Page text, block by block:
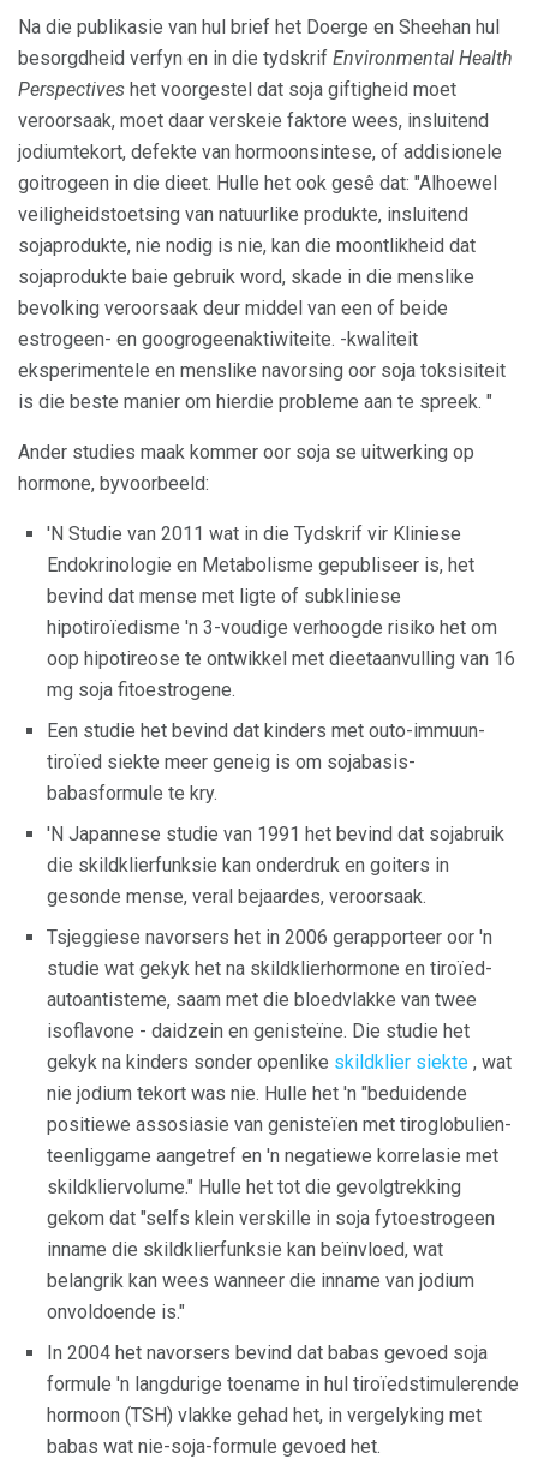
Na die publikasie van hul brief het Doerge en Sheehan hul
besorgdheid verfyn en in die tydskrif Environmental Health
Perspectives het voorgestel dat soja giftigheid moet
veroorsaak, moet daar verskeie faktore wees, insluitend
jodiumtekort, defekte van hormoonsintese, of addisionele
goitrogeen in die dieet. Hulle het ook gesê dat: "Alhoewel
veiligheidstoetsing van natuurlike produkte, insluitend
sojaprodukte, nie nodig is nie, kan die moontlikheid dat
sojaprodukte baie gebruik word, skade in die menslike
bevolking veroorsaak deur middel van een of beide
estrogeen- en googrogeenaktiwiteite. -kwaliteit
eksperimentele en menslike navorsing oor soja toksisiteit
is die beste manier om hierdie probleme aan te spreek. "
Ander studies maak kommer oor soja se uitwerking op
hormone, byvoorbeeld:
'N Studie van 2011 wat in die Tydskrif vir Kliniese
Endokrinologie en Metabolisme gepubliseer is, het
bevind dat mense met ligte of subkliniese
hipotiroïedisme 'n 3-voudige verhoogde risiko het om
oop hipotireose te ontwikkel met dieetaanvulling van 16
mg soja fitoestrogene.
Een studie het bevind dat kinders met outo-immuun-
tiroïed siekte meer geneig is om sojabasis-
babasformule te kry.
'N Japannese studie van 1991 het bevind dat sojabruik
die skildklierfunksie kan onderdruk en goiters in
gesonde mense, veral bejaardes, veroorsaak.
Tsjeggiese navorsers het in 2006 gerapporteer oor 'n
studie wat gekyk het na skildklierhormone en tiroïed-
autoantisteme, saam met die bloedvlakke van twee
isoflavone - daidzein en genisteïne. Die studie het
gekyk na kinders sonder openlike skildklier siekte , wat
nie jodium tekort was nie. Hulle het 'n "beduidende
positiewe assosiasie van genisteïen met tiroglobulien-
teenliggame aangetref en 'n negatiewe korrelasie met
skildkliervolume." Hulle het tot die gevolgtrekking
gekom dat "selfs klein verskille in soja fytoestrogeen
inname die skildklierfunksie kan beïnvloed, wat
belangrik kan wees wanneer die inname van jodium
onvoldoende is."
In 2004 het navorsers bevind dat babas gevoed soja
formule 'n langdurige toename in hul tiroïedstimulerende
hormoon (TSH) vlakke gehad het, in vergelyking met
babas wat nie-soja-formule gevoed het.